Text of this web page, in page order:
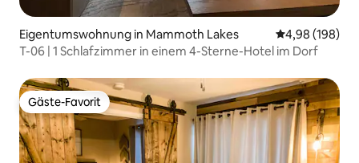
Eigentumswohnung in Mammoth Lakes
4,98 (198)
T-06 | 1 Schlafzimmer in einem 4-Sterne-Hotel im Dorf
Gäste-Favorit
Gäste-Favorit